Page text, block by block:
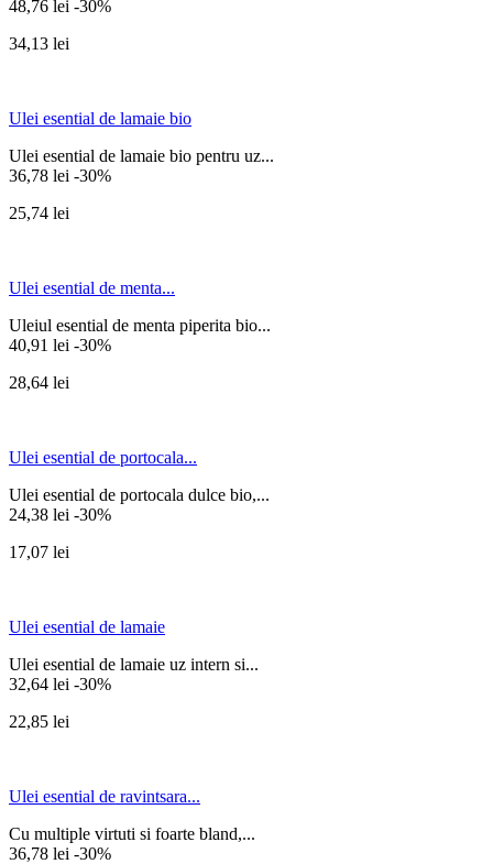
48,76 lei -30%
34,13 lei
Ulei esential de lamaie bio
Ulei esential de lamaie bio pentru uz...
36,78 lei -30%
25,74 lei
Ulei esential de menta...
Uleiul esential de menta piperita bio...
40,91 lei -30%
28,64 lei
Ulei esential de portocala...
Ulei esential de portocala dulce bio,...
24,38 lei -30%
17,07 lei
Ulei esential de lamaie
Ulei esential de lamaie uz intern si...
32,64 lei -30%
22,85 lei
Ulei esential de ravintsara...
Cu multiple virtuti si foarte bland,...
36,78 lei -30%